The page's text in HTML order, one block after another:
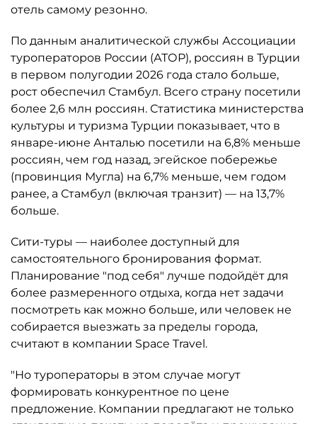
отель самому резонно.
По данным аналитической службы Ассоциации
туроператоров России (АТОР), россиян в Турции
в первом полугодии 2026 года стало больше,
рост обеспечил Стамбул. Всего страну посетили
более 2,6 млн россиян. Статистика министерства
культуры и туризма Турции показывает, что в
январе-июне Анталью посетили на 6,8% меньше
россиян, чем год назад, эгейское побережье
(провинция Мугла) на 6,7% меньше, чем годом
ранее, а Стамбул (включая транзит) — на 13,7%
больше.
Сити-туры — наиболее доступный для
самостоятельного бронирования формат.
Планирование "под себя" лучше подойдёт для
более размеренного отдыха, когда нет задачи
посмотреть как можно больше, или человек не
собирается выезжать за пределы города,
считают в компании Space Travel.
"Но туроператоры в этом случае могут
формировать конкурентное по цене
предложение. Компании предлагают не только